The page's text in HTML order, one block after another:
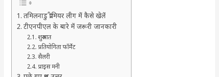
तमिलनाडु प्रीमियर लीग में कैसे खेलें
टीएनपीएल के बारे में जरूरी जानकारी
शुरुआत
प्रतियोगिता फॉर्मेट
सैलरी
प्राइस मनी